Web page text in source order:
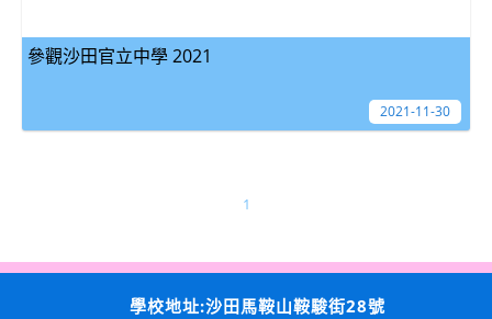
參觀沙田官立中學 2021
2021-11-30
1
學校地址:沙田馬鞍山鞍駿街28號